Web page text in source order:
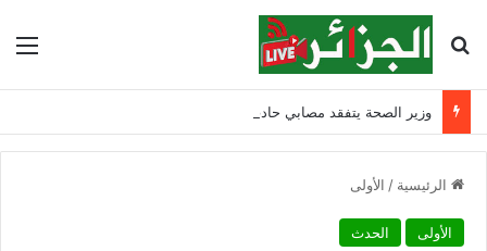
بحث عن
الرئيسية / الأولى
الأولى الحدث